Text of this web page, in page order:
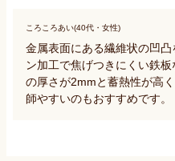
ころころあい(40代・女性)
金属表面にある繊維状の凹
ン加工で焦げつきにくい鉄
の厚さが2mmと蓄熱性が高
師やすいのもおすすめです。